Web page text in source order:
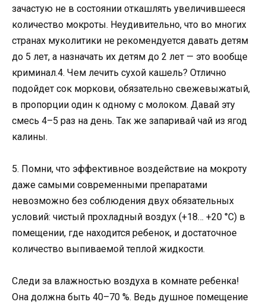
зачастую не в состоянии откашлять увеличившееся
количество мокроты. Неудивительно, что во многих
странах муколитики не рекомендуется давать детям
до 5 лет, а назначать их детям до 2 лет — это вообще
криминал.4. Чем лечить сухой кашель? Отлично
подойдет сок моркови, обязательно свежевыжатый,
в пропорции один к одному с молоком. Давай эту
смесь 4–5 раз на день. Так же запаривай чай из ягод
калины.
5. Помни, что эффективное воздействие на мокроту
даже самыми современными препаратами
невозможно без соблюдения двух обязательных
условий: чистый прохладный воздух (+18… +20 °С) в
помещении, где находится ребенок, и достаточное
количество выпиваемой теплой жидкости.
Следи за влажностью воздуха в комнате ребенка!
Она должна быть 40–70 %. Ведь душное помещение